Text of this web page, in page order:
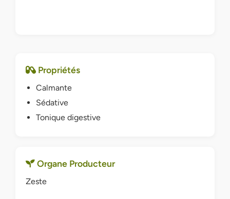
Propriétés
Calmante
Sédative
Tonique digestive
Organe Producteur
Zeste